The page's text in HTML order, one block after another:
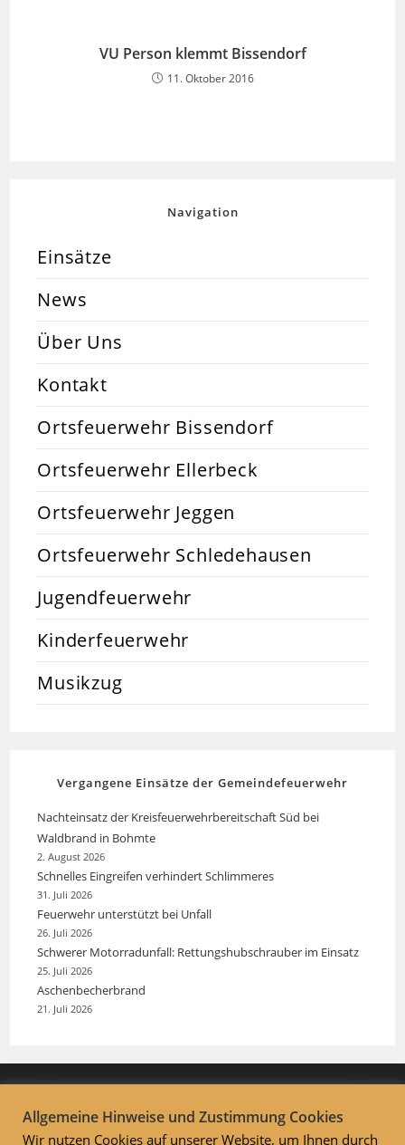
VU Person klemmt Bissendorf
11. Oktober 2016
Navigation
Einsätze
News
Über Uns
Kontakt
Ortsfeuerwehr Bissendorf
Ortsfeuerwehr Ellerbeck
Ortsfeuerwehr Jeggen
Ortsfeuerwehr Schledehausen
Jugendfeuerwehr
Kinderfeuerwehr
Musikzug
Vergangene Einsätze der Gemeindefeuerwehr
Nachteinsatz der Kreisfeuerwehrbereitschaft Süd bei
Waldbrand in Bohmte
2. August 2026
Schnelles Eingreifen verhindert Schlimmeres
31. Juli 2026
Feuerwehr unterstützt bei Unfall
26. Juli 2026
Schwerer Motorradunfall: Rettungshubschrauber im Einsatz
25. Juli 2026
Aschenbecherbrand
21. Juli 2026
Allgemeine Hinweise und Zustimmung Cookies
Wir nutzen Cookies auf unserer Website, um Ihnen durch